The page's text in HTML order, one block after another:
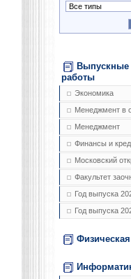
работы
Экономика
Менеджмент в
Менеджмент
Финансы и
Московский
Факультет
Год выпуска
Год выпуска